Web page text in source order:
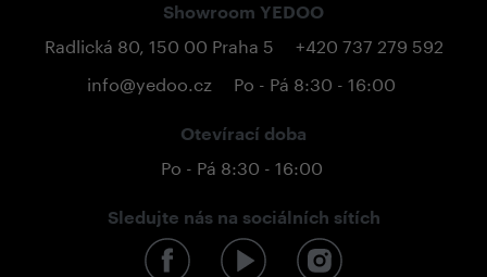
Showroom YEDOO
Radlická 80, 150 00 Praha 5
+420 737 279 592
info@yedoo.cz
Po - Pá 8:30 - 16:00
Otevírací doba
Po - Pá 8:30 - 16:00
Sledujte nás na sociálních sítích